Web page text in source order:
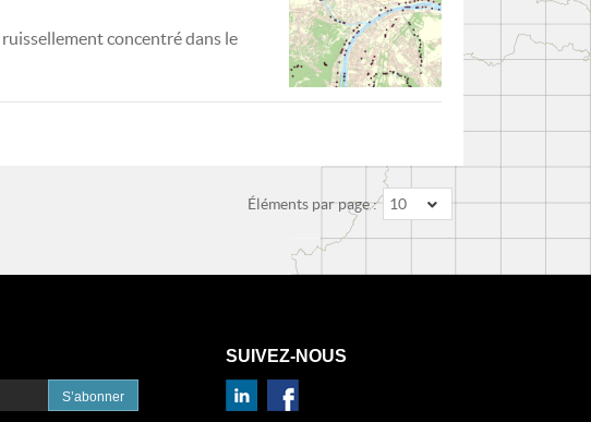
concentré dans le
Éléments par page : 10
S’abonner
SUIVEZ-NOUS